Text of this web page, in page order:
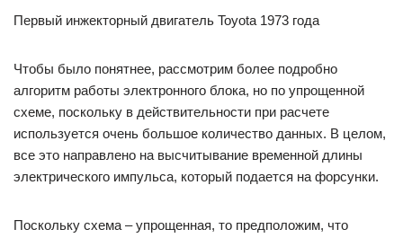
Первый инжекторный двигатель Toyota 1973 года
Чтобы было понятнее, рассмотрим более подробно
алгоритм работы электронного блока, но по упрощенной
схеме, поскольку в действительности при расчете
используется очень большое количество данных. В целом,
все это направлено на высчитывание временной длины
электрического импульса, который подается на форсунки.
Поскольку схема – упрощенная, то предположим, что